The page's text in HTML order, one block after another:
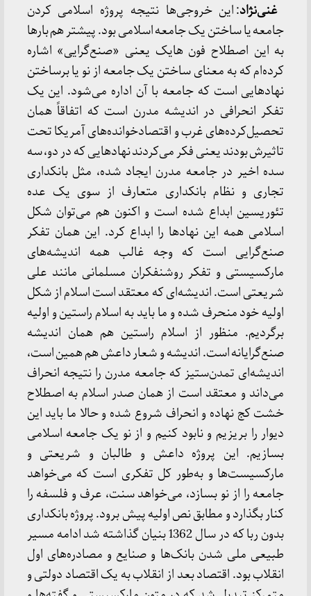
غنی‌نژاد: این خروجی‌ها نتیجه پروژه اسلامی کردن
جامعه یا ساختن یک جامعه اسلامی بود. پیشتر هم بارها
به این اصطلاح فون‌ هایک یعنی «صنع‌گرایی» اشاره
کرده‌ام که به معنای ساختن یک جامعه از نو یا برساختن
نهادهایی است که جامعه با آن اداره می‌شود. این یک
تفکر انحرافی در اندیشه مدرن است که اتفاقاً همان
تحصیل‌کرده‌های غرب و اقتصادخوانده‌های آمریکا تحت
تاثیرش بودند یعنی فکر می‌کردند نهادهایی که در دو، سه
سده اخیر در جامعه مدرن ایجاد شده، مثل بانکداری
تجاری و نظام بانکداری متعارف از سوی یک عده
تئوریسین ابداع شده است و اکنون هم می‌توان شکل
اسلامی همه این نهادها را ابداع کرد. این همان تفکر
صنع‌گرایی است که وجه غالب همه اندیشه‌های
مارکسیستی و تفکر روشنفکران مسلمانی مانند علی
شریعتی است. اندیشه‌ای که معتقد است اسلام از شکل
اولیه خود منحرف شده و ما باید به اسلام راستین و اولیه
برگردیم. منظور از اسلام راستین هم همان اندیشه
صنع‌گرایانه است. اندیشه و شعار داعش هم همین است،
اندیشه‌ای تمدن‌ستیز که جامعه مدرن را نتیجه انحراف
می‌داند و معتقد است از همان صدر اسلام به اصطلاح
خشت کج نهاده و انحراف شروع شده و حالا ما باید این
دیوار را بریزیم و نابود کنیم و از نو یک جامعه اسلامی
بسازیم. این پروژه داعش و طالبان و شریعتی و
مارکسیست‌ها و به‌طور کل تفکری است که می‌خواهد
جامعه را از نو بسازد، می‌خواهد سنت، عرف و فلسفه را
کنار بگذارد و مطابق نص اولیه پیش برود. پروژه بانکداری
بدون ربا که در سال 1362 بنیان گذاشته شد ادامه مسیر
طبیعی ملی شدن بانک‌ها و صنایع و مصادره‌های اول
انقلاب بود. اقتصاد بعد از انقلاب به یک اقتصاد دولتی و